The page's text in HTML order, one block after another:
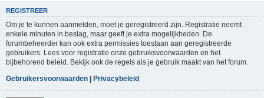
REGISTREER
Om je te kunnen aanmelden, moet je geregistreerd zijn. Registratie neemt
enkele minuten in beslag, maar geeft je extra mogelijkheden. De
forumbeheerder kan ook extra permissies toestaan aan geregistreerde
gebruikers. Lees voor registratie onze gebruiksvoorwaarden en het
bijbehorend beleid. Bekijk ook de regels als je gebruik maakt van het forum.
Gebruikersvoorwaarden | Privacybeleid